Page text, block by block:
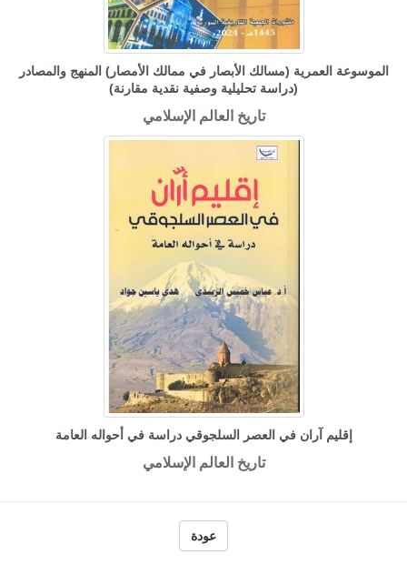
الموسوعة العمرية (مسالك الأبصار في ممالك الأمصار) المنهج والمصادر
(دراسة تحليلية وصفية نقدية مقارنة)
تاريخ العالم الإسلامي
إقليم آران في العصر السلجوقي دراسة في أحواله العامة
تاريخ العالم الإسلامي
عودة